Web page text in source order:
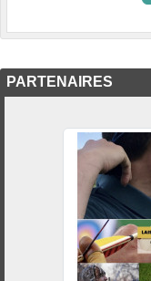
PARTENAIRES